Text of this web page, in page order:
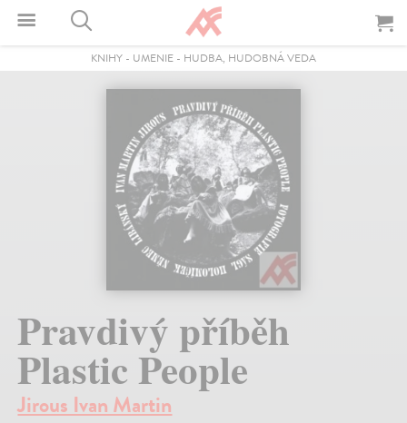
KNIHY - UMENIE - HUDBA, HUDOBNÁ VEDA
Pravdivý příběh
Plastic People
Jirous Ivan Martin